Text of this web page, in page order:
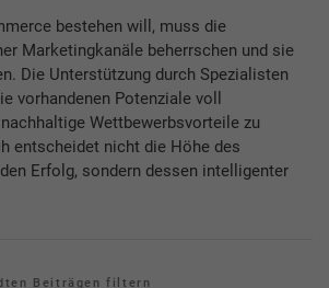
bestehen will, muss die
Marketingkanäle beherrschen und sie
Die Unterstützung durch Spezialisten
vorhandenen Potenziale voll
Wettbewerbsvorteile zu
entscheidet nicht die Höhe des
Erfolg, sondern dessen intelligenter
Beiträgen filtern